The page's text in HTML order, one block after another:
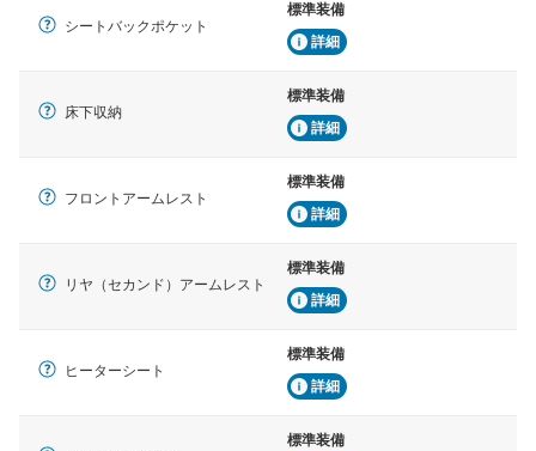
シートバックポケット
標準装備
詳細
床下収納
標準装備
詳細
フロントアームレスト
標準装備
詳細
リヤ（セカンド）アームレスト
標準装備
詳細
ヒーターシート
標準装備
詳細
標準装備